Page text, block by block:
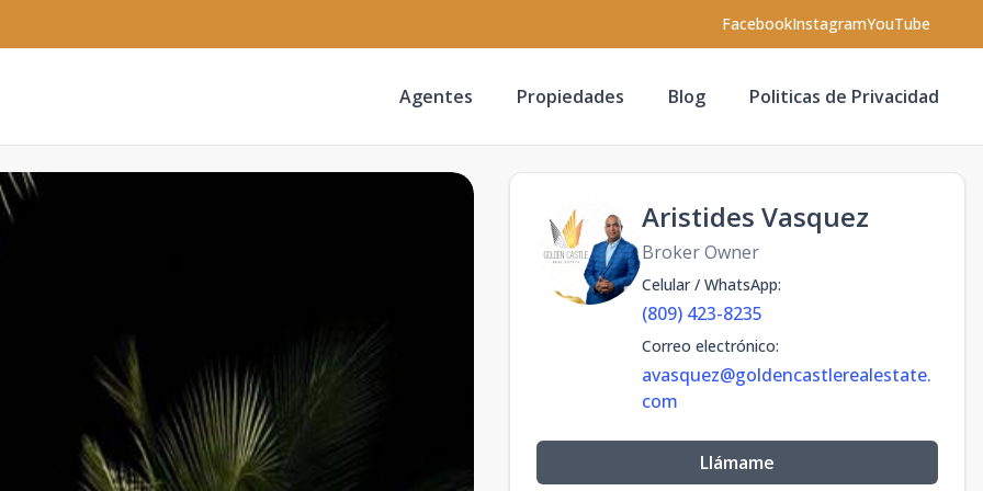
FacebookInstagramYouTube
Agentes Propiedades Blog Politicas de Privacidad
Aristides Vasquez
Broker Owner
Celular / WhatsApp:
(809) 423-8235
Correo electrónico:
avasquez@goldencastlerealestate.
com
Llámame